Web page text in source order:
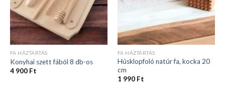
FA HÁZTARTÁS
Konyhai szett fából 8 db-os
4 900 Ft
FA HÁZTARTÁS
Húsklopfoló natúr fa, kocka 20
cm
1 990 Ft